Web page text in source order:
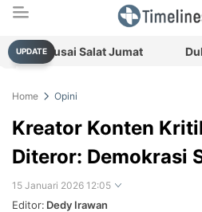
Timelines.id
Media Literasi, Sejarah &
UPDATE
usai Salat Jumat
Home Opini
Kreator Konten
Diteror: Demokrasi
15 Januari 2026 12:05
Editor: Dedy Irawan